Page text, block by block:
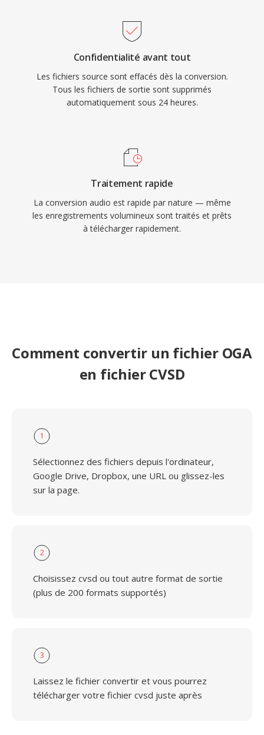
Confidentialité avant tout
Les fichiers source sont effacés dès la conversion.
Tous les fichiers de sortie sont supprimés
automatiquement sous 24 heures.
Traitement rapide
La conversion audio est rapide par nature — même
les enregistrements volumineux sont traités et prêts
à télécharger rapidement.
Comment convertir un fichier OGA
en fichier CVSD
1
Sélectionnez des fichiers depuis l'ordinateur,
Google Drive, Dropbox, une URL ou glissez-les
sur la page.
2
Choisissez cvsd ou tout autre format de sortie
(plus de 200 formats supportés)
3
Laissez le fichier convertir et vous pourrez
télécharger votre fichier cvsd juste après